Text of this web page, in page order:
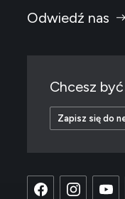
Odwiedź nas
Chcesz
Zapisz się do